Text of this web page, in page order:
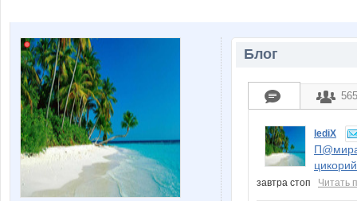
Блог
lediX
завтра стоп Читать